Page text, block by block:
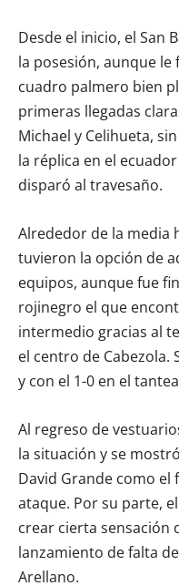
Desde el inicio, el San
la posesión, aunque
cuadro palmero bien
primeras llegadas
Michael y Celihueta,
la réplica en el
disparó al travesaño.
Alrededor de la media
tuvieron la opción de
equipos, aunque fue
rojinegro el que
intermedio gracias al
el centro de Cabezola.
y con el 1-0 en el
Al regreso de
la situación y se
David Grande como
ataque. Por su parte,
crear cierta sensación
lanzamiento de falta
Arellano.